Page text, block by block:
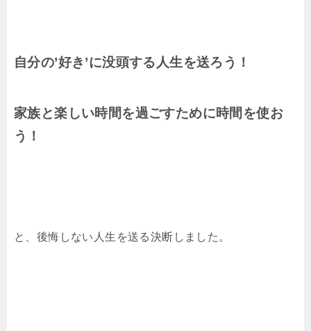
自分の’好き’に没頭する人生を送ろう！
家族と楽しい時間を過ごすために時間を使お
う！
と、後悔しない人生を送る決断しました。